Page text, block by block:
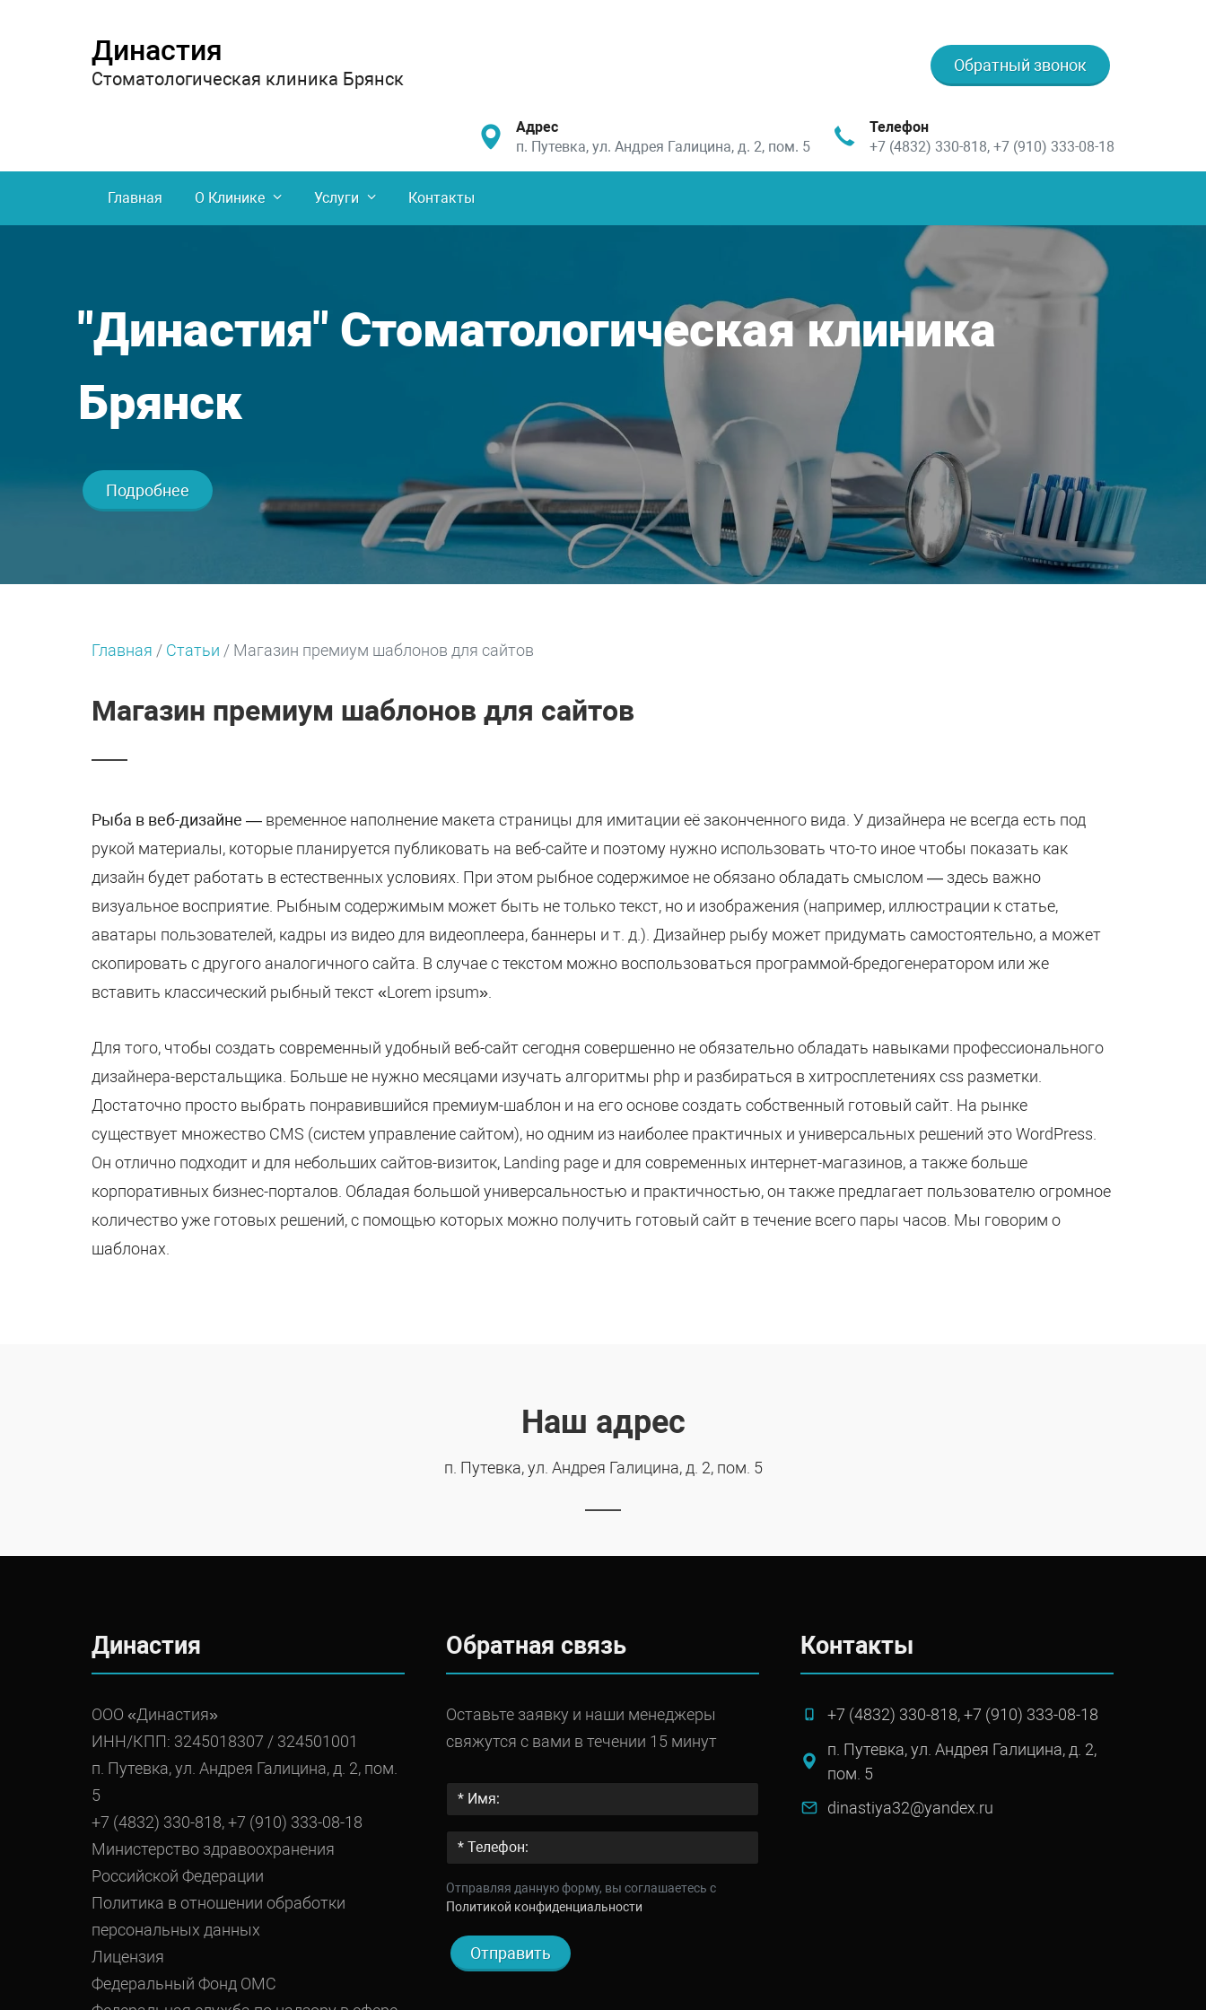
Династия
Стоматологическая клиника Брянск
Обратный звонок
Адрес
п. Путевка, ул. Андрея Галицина, д. 2, пом. 5
Телефон
+7 (4832) 330-818, +7 (910) 333-08-18
Главная О Клинике Услуги Контакты
"Династия" Стоматологическая клиника
Брянск
Подробнее
Главная / Статьи / Магазин премиум шаблонов для сайтов
Магазин премиум шаблонов для сайтов
Рыба в веб-дизайне — временное наполнение макета страницы для имитации её законченного вида. У дизайнера не всегда есть под
рукой материалы, которые планируется публиковать на веб-сайте и поэтому нужно использовать что-то иное чтобы показать как
дизайн будет работать в естественных условиях. При этом рыбное содержимое не обязано обладать смыслом — здесь важно
визуальное восприятие. Рыбным содержимым может быть не только текст, но и изображения (например, иллюстрации к статье,
аватары пользователей, кадры из видео для видеоплеера, баннеры и т. д.). Дизайнер рыбу может придумать самостоятельно, а может
скопировать с другого аналогичного сайта. В случае с текстом можно воспользоваться программой-бредогенератором или же
вставить классический рыбный текст «Lorem ipsum».
Для того, чтобы создать современный удобный веб-сайт сегодня совершенно не обязательно обладать навыками профессионального
дизайнера-верстальщика. Больше не нужно месяцами изучать алгоритмы php и разбираться в хитросплетениях css разметки.
Достаточно просто выбрать понравившийся премиум-шаблон и на его основе создать собственный готовый сайт. На рынке
существует множество CMS (систем управление сайтом), но одним из наиболее практичных и универсальных решений это WordPress.
Он отлично подходит и для небольших сайтов-визиток, Landing page и для современных интернет-магазинов, а также больше
корпоративных бизнес-порталов. Обладая большой универсальностью и практичностью, он также предлагает пользователю огромное
количество уже готовых решений, с помощью которых можно получить готовый сайт в течение всего пары часов. Мы говорим о
шаблонах.
Наш адрес
п. Путевка, ул. Андрея Галицина, д. 2, пом. 5
Династия
ООО «Династия»
ИНН/КПП: 3245018307 / 324501001
п. Путевка, ул. Андрея Галицина, д. 2, пом.
5
+7 (4832) 330-818, +7 (910) 333-08-18
Министерство здравоохранения
Российской Федерации
Политика в отношении обработки
персональных данных
Лицензия
Федеральный Фонд ОМС
Обратная связь
Оставьте заявку и наши менеджеры
свяжутся с вами в течении 15 минут
Отправляя данную форму, вы соглашаетесь c
Политикой конфиденциальности
Отправить
Контакты
+7 (4832) 330-818, +7 (910) 333-08-18
п. Путевка, ул. Андрея Галицина, д. 2,
пом. 5
dinastiya32@yandex.ru